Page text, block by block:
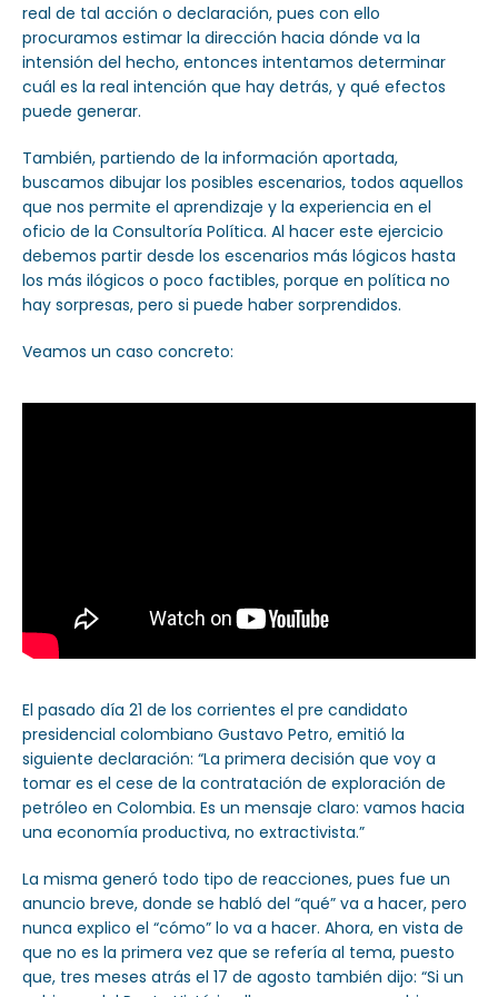
real de tal acción o declaración, pues con ello
procuramos estimar la dirección hacia dónde va la
intensión del hecho, entonces intentamos determinar
cuál es la real intención que hay detrás, y qué efectos
puede generar.
También, partiendo de la información aportada,
buscamos dibujar los posibles escenarios, todos aquellos
que nos permite el aprendizaje y la experiencia en el
oficio de la Consultoría Política. Al hacer este ejercicio
debemos partir desde los escenarios más lógicos hasta
los más ilógicos o poco factibles, porque en política no
hay sorpresas, pero si puede haber sorprendidos.
Veamos un caso concreto:
El pasado día 21 de los corrientes el pre candidato
presidencial colombiano Gustavo Petro, emitió la
siguiente declaración: “La primera decisión que voy a
tomar es el cese de la contratación de exploración de
petróleo en Colombia. Es un mensaje claro: vamos hacia
una economía productiva, no extractivista.”
La misma generó todo tipo de reacciones, pues fue un
anuncio breve, donde se habló del “qué” va a hacer, pero
nunca explico el “cómo” lo va a hacer. Ahora, en vista de
que no es la primera vez que se refería al tema, puesto
que, tres meses atrás el 17 de agosto también dijo: “Si un